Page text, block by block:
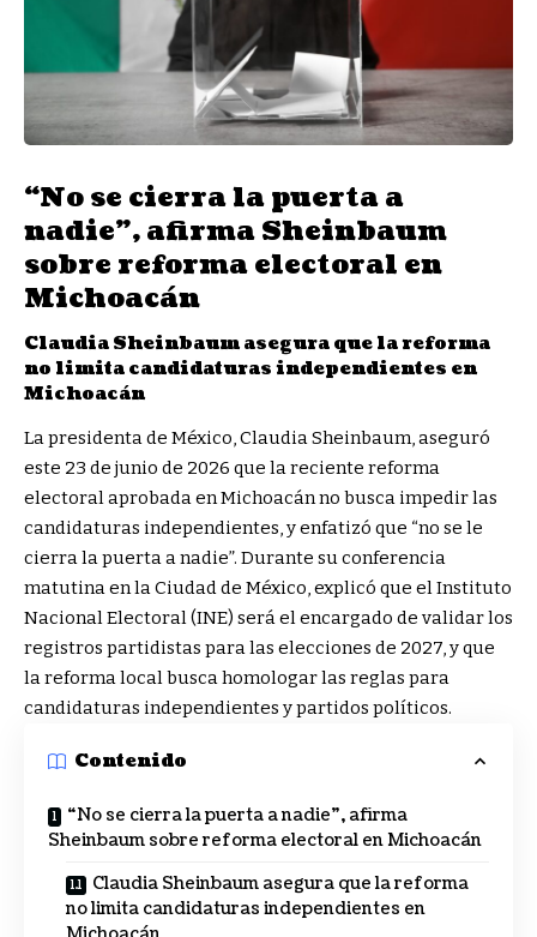
“No se cierra la puerta a
nadie”, afirma Sheinbaum
sobre reforma electoral en
Michoacán
Claudia Sheinbaum asegura que la reforma
no limita candidaturas independientes en
Michoacán
La presidenta de México, Claudia Sheinbaum, aseguró
este 23 de junio de 2026 que la reciente reforma
electoral aprobada en Michoacán no busca impedir las
candidaturas independientes, y enfatizó que “no se le
cierra la puerta a nadie”. Durante su conferencia
matutina en la Ciudad de México, explicó que el Instituto
Nacional Electoral (INE) será el encargado de validar los
registros partidistas para las elecciones de 2027, y que
la reforma local busca homologar las reglas para
candidaturas independientes y partidos políticos.
Contenido
“No se cierra la puerta a nadie”, afirma
Sheinbaum sobre reforma electoral en Michoacán
Claudia Sheinbaum asegura que la reforma
no limita candidaturas independientes en